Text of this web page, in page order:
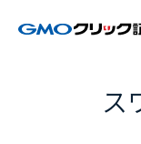
ス